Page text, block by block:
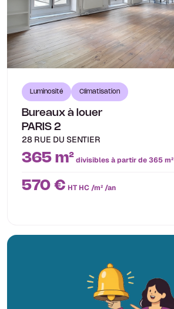
Luminosité Climatisation
Bureaux à louer
PARIS 2
28 RUE DU SENTIER
365 m²divisibles à partir de 365 m²
570 € HT HC /m² /an